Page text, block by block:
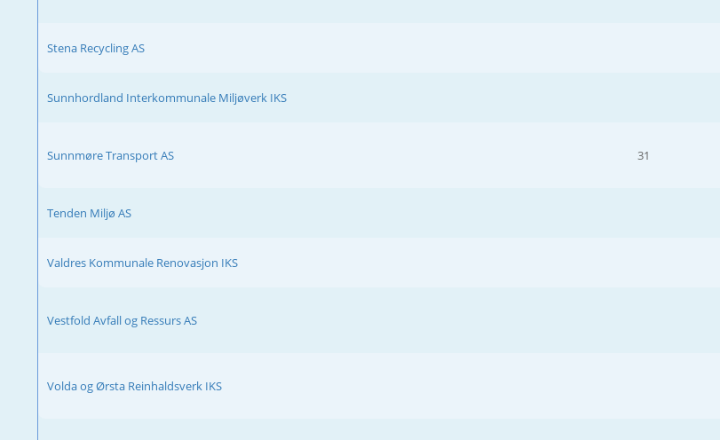
Stena Recycling AS
Sunnhordland Interkommunale Miljøverk IKS
Sunnmøre Transport AS 31
Tenden Miljø AS
Valdres Kommunale Renovasjon IKS
Vestfold Avfall og Ressurs AS
Volda og Ørsta Reinhaldsverk IKS